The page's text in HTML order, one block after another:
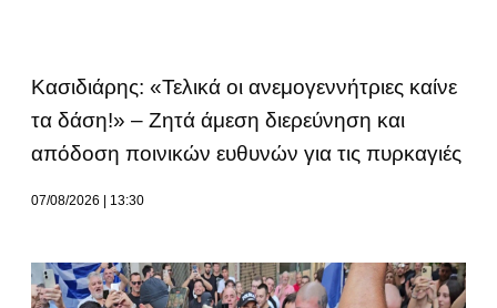
Κασιδιάρης: «Τελικά οι ανεμογεννήτριες καίνε
τα δάση!» – Ζητά άμεση διερεύνηση και
απόδοση ποινικών ευθυνών για τις πυρκαγιές
07/08/2026 13:30